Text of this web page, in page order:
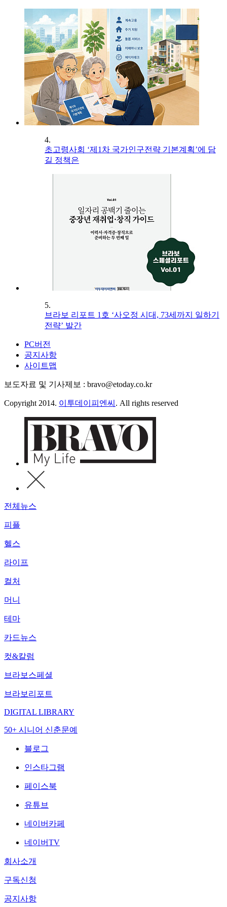
4.
초고령사회 ‘제1차 국가인구전략 기본계획’에 담
길 정책은
5.
브라보 리포트 1호 ‘사오정 시대, 73세까지 일하기
전략’ 발간
PC버전
공지사항
사이트맵
보도자료 및 기사제보 : bravo@etoday.co.kr
Copyright 2014. 이투데이피엔씨 . All rights reserved
전체뉴스
피플
헬스
라이프
컬처
머니
테마
카드뉴스
컷&칼럼
브라보스페셜
브라보리포트
DIGITAL LIBRARY
50+ 시니어 신춘문예
블로그
인스타그램
페이스북
유튜브
네이버카페
네이버TV
회사소개
구독신청
공지사항